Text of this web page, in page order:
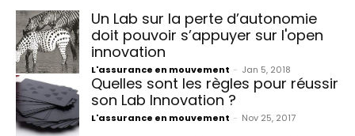
Un Lab sur la perte d’autonomie
doit pouvoir s’appuyer sur l'open
innovation
L'assurance en mouvement - Jan 5, 2018
Quelles sont les règles pour réussir
son Lab Innovation ?
L'assurance en mouvement - Nov 25, 2017